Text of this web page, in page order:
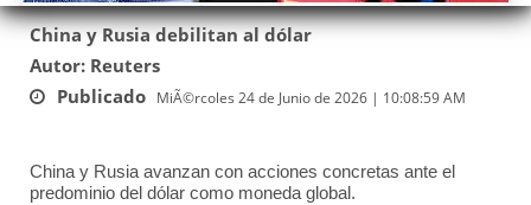
China y Rusia debilitan al dólar
Autor: Reuters
Publicado MiÃ©rcoles 24 de Junio de 2026 | 10:08:59 AM
China y Rusia avanzan con acciones concretas ante el
predominio del dólar como moneda global.